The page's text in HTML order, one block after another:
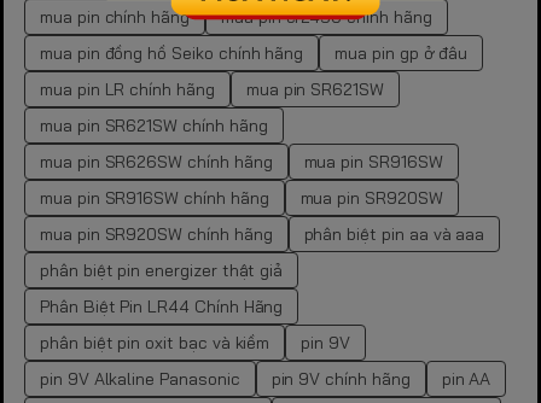
mua pin chính hãng
mua pin cr2450 chính hãng
mua pin đồng hồ Seiko chính hãng
mua pin gp ở đâu
mua pin LR chính hãng
mua pin SR621SW
mua pin SR621SW chính hãng
mua pin SR626SW chính hãng
mua pin SR916SW
mua pin SR916SW chính hãng
mua pin SR920SW
mua pin SR920SW chính hãng
phân biệt pin aa và aaa
phân biệt pin energizer thật giả
Phân Biệt Pin LR44 Chính Hãng
phân biệt pin oxit bạc và kiềm
pin 9V
pin 9V Alkaline Panasonic
pin 9V chính hãng
pin AA